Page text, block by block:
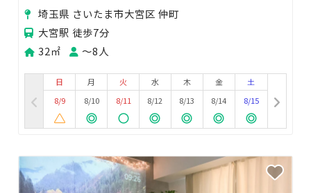
埼玉県 さいたま市大宮区 仲町
大宮駅 徒歩7分
32㎡
〜8人
日
8/9
月
8/10
火
8/11
水
8/12
木
8/13
金
8/14
土
8/15